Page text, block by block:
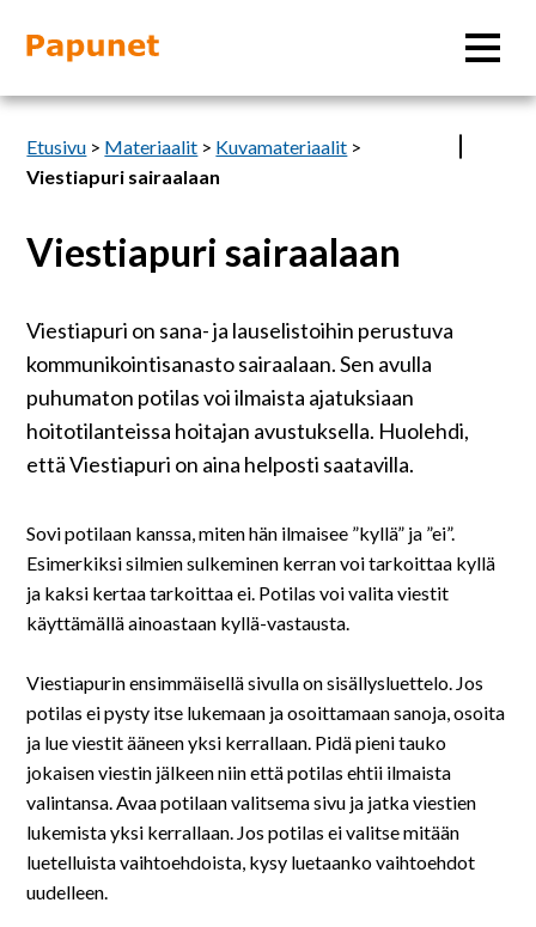
Tietoa
Materiaalit
Kuvatyökalut
Saavutettavuus
På svenska
In English
Etusivu > Materiaalit > Kuvamateriaalit >
Viestiapuri sairaalaan
Viestiapuri sairaalaan
Viestiapuri on sana- ja lauselistoihin perustuva
kommunikointisanasto sairaalaan. Sen avulla
puhumaton potilas voi ilmaista ajatuksiaan
hoitotilanteissa hoitajan avustuksella. Huolehdi,
että Viestiapuri on aina helposti saatavilla.
Sovi potilaan kanssa, miten hän ilmaisee ”kyllä” ja ”ei”.
Esimerkiksi silmien sulkeminen kerran voi tarkoittaa kyllä
ja kaksi kertaa tarkoittaa ei. Potilas voi valita viestit
käyttämällä ainoastaan kyllä-vastausta.
Viestiapurin ensimmäisellä sivulla on sisällysluettelo. Jos
potilas ei pysty itse lukemaan ja osoittamaan sanoja, osoita
ja lue viestit ääneen yksi kerrallaan. Pidä pieni tauko
jokaisen viestin jälkeen niin että potilas ehtii ilmaista
valintansa. Avaa potilaan valitsema sivu ja jatka viestien
lukemista yksi kerrallaan. Jos potilas ei valitse mitään
luetelluista vaihtoehdoista, kysy luetaanko vaihtoehdot
uudelleen.